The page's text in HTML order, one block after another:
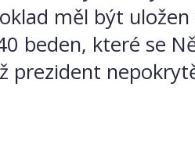
měl být
beden, které se
prezident